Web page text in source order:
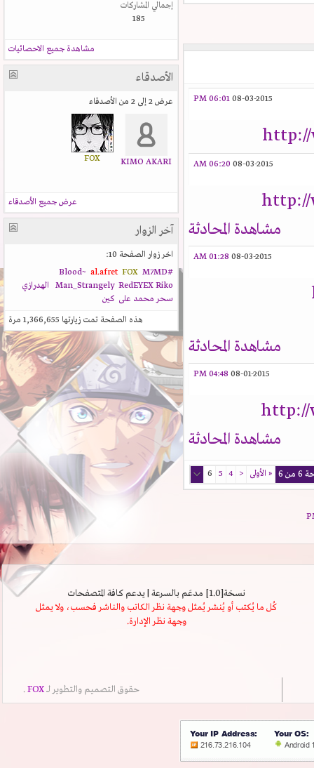
08-03-2015
06:01 PM
http://
08-03-2015
06:20 AM
http://
مشاهدة المحادثة
08-03-2015
01:28 AM
مشاهدة المحادثة
08-01-2015
04:48 PM
http://
مشاهدة المحادثة
6 الأولى <
6
إجمالي المشاركات
185
مشاهدة جميع الاحصائيات
الأصدقاء
عرض 2 إلى 2 من الأصدقاء
KIMO AKARI
FOX
عرض جميع الأصدقاء
آخر الزوار
اخر زوار الصفحة 10:
#Blood~
al.afret FOX
M7MD
Man_Strangely
RedEYEXRiko
الهدرازي
سحر محمد على
كين
هذه الصفحة تمت زيارتها1,366,655مرة
نسخة[1.0] مدعَم بالسرعة | يدعم كافة المتصفحات
كُل ما يُكتب أو يُنشر يُمثل وجهة نظر الكاتب والناشر فحسب، ولا يمثل
وجهة نظر الإدارة.
حقوق التصميم والتطوير لــFOX
.